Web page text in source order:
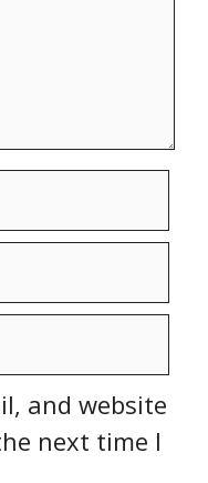
and website
next time I